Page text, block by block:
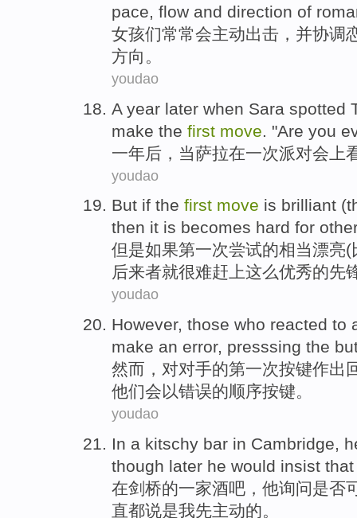
pace, flow and direction of
女孩们常常会主动出击， 并协调
方向 。
youdao
A year later when Sara spotted
make the first move . "Are you
一年后 ， 当萨拉在一次派对会上
youdao
But if the first move is brilliant (
then it is becomes hard for
但是如果第一次尝试的相当漂亮(
后来者就很难赶上这么优秀的先
youdao
However, those who reacted to
make an error, presssing the
然而 ， 对对手的第一次按键作出
他们会以错误的顺序按键。
youdao
In a kitschy bar in Cambridge,
though later he would insist
在剑桥的一家酒吧 ， 他询问是否
直都说是我先主动的。